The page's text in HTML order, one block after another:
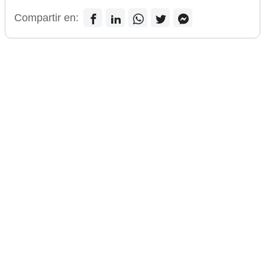
Compartir en: